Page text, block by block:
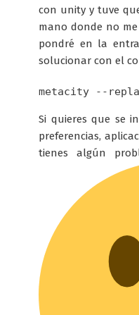
con unity y tuve
mano donde no
pondré en la
solucionar con el
Si quieres que se
preferencias,
tienes algún